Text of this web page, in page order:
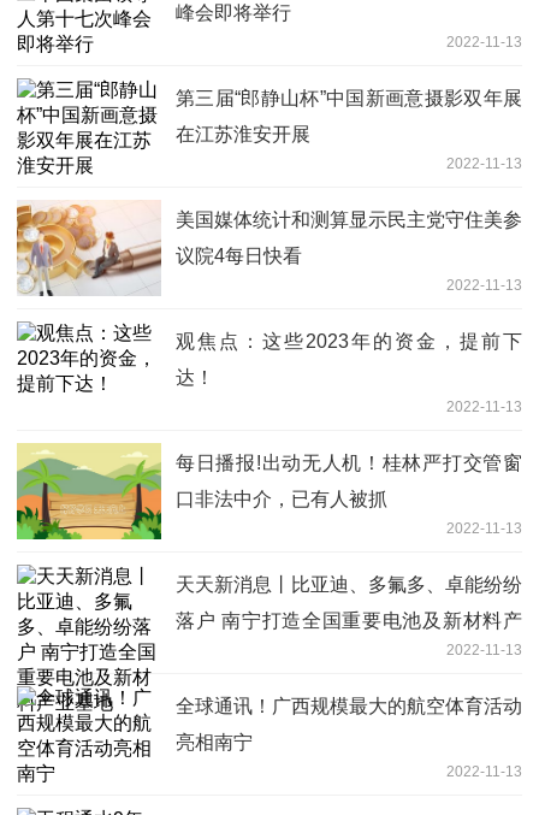
峰会即将举行
2022-11-13
第三届“郎静山杯”中国新画意摄影双年展
在江苏淮安开展
2022-11-13
美国媒体统计和测算显示民主党守住美参
议院4每日快看
2022-11-13
观焦点：这些2023年的资金，提前下
达！
2022-11-13
每日播报!出动无人机！桂林严打交管窗
口非法中介，已有人被抓
2022-11-13
天天新消息丨比亚迪、多氟多、卓能纷纷
落户 南宁打造全国重要电池及新材料产
2022-11-13
全球通讯！广西规模最大的航空体育活动
亮相南宁
2022-11-13